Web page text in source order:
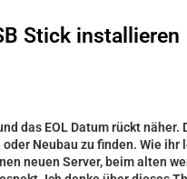
Stick installieren
das EOL Datum rückt
Neubau zu finden. Wie
neuen Server, beim alten